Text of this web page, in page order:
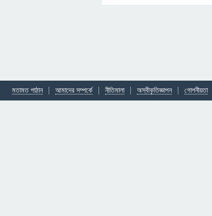
মতামত পাঠান আমাদের সম্পর্কে নীতিমালা অস্বীকৃতিজ্ঞাপন গোপনীয়তা